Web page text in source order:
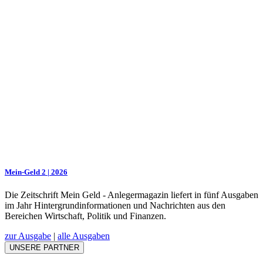
Mein-Geld 2 | 2026
Die Zeitschrift Mein Geld - Anlegermagazin liefert in fünf Ausgaben
im Jahr Hintergrundinformationen und Nachrichten aus den
Bereichen Wirtschaft, Politik und Finanzen.
zur Ausgabe | alle Ausgaben
UNSERE PARTNER